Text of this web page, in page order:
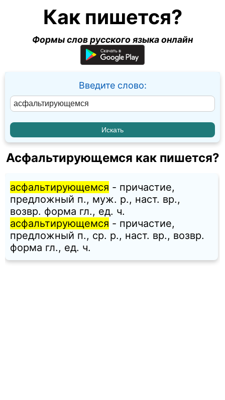
Как пишется?
Формы слов русского языка онлайн
Введите слово:
Асфальтирующемся как пишется?
асфальтирующемся - причастие,
предложный п., муж. p., наст. вр.,
возвр. форма гл., ед. ч.
асфальтирующемся - причастие,
предложный п., ср. p., наст. вр., возвр.
форма гл., ед. ч.